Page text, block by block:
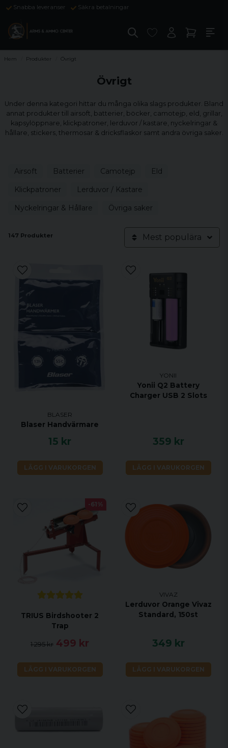
Snabba leveranser Säkra betalningar
Hem Produkter Övrigt
Övrigt
Under denna kategori hittar du många olika slags produkter. Bland
annat produkter till airsoft, batterier, böcker, camotejp, eld, grillar,
kapsylöppnare, klickpatroner, lerduvor / kastare, nyckelringar &
hållare, stickers, thermosar & dricksflaskor samt andra övriga saker.
Airsoft Batterier Camotejp
Eld
Klickpatroner
Lerduvor / Kastare
Nyckelringar & Hållare
Övriga saker
147 Produkter Mest populära
BLASER
Blaser Handvärmare
15 kr
LÄGG I VARUKORGEN
YONII
Yonii Q2 Battery
Charger USB 2 Slots
359 kr
LÄGG I VARUKORGEN
TRIUS Birdshooter 2
Trap
1 295 kr 499 kr
LÄGG I VARUKORGEN
-61%
VIVAZ
Lerduvor Orange Vivaz
Standard, 150st
349 kr
LÄGG I VARUKORGEN